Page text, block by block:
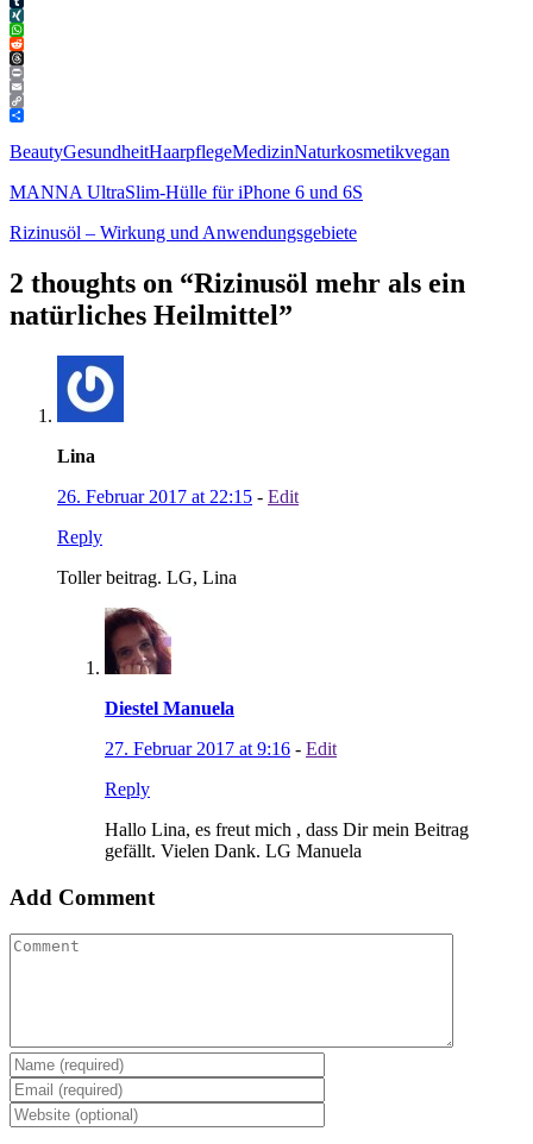
Tumblr
XING
WhatsApp
Reddit
Threads
Print
Email
Copy
Link
Teilen
BeautyGesundheitHaarpflegeMedizinNaturkosmetikvegan
MANNA UltraSlim-Hülle für iPhone 6 und 6S
Rizinusöl – Wirkung und Anwendungsgebiete
2 thoughts on “Rizinusöl mehr als ein
natürliches Heilmittel”
Lina
26. Februar 2017 at 22:15 - Edit
Reply
Toller beitrag. LG, Lina
Diestel Manuela
27. Februar 2017 at 9:16 - Edit
Reply
Hallo Lina, es freut mich , dass Dir mein Beitrag
gefällt. Vielen Dank. LG Manuela
Add Comment